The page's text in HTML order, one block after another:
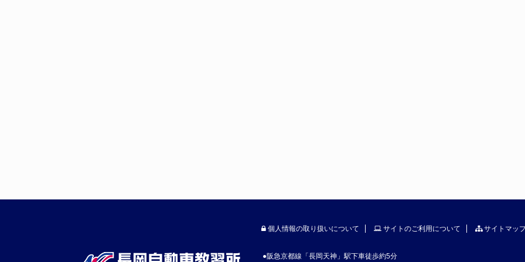
個人情報の取り扱いについて サイトのご利用について サイトマッ
●阪急京都線「長岡天神」駅下車徒歩約5分